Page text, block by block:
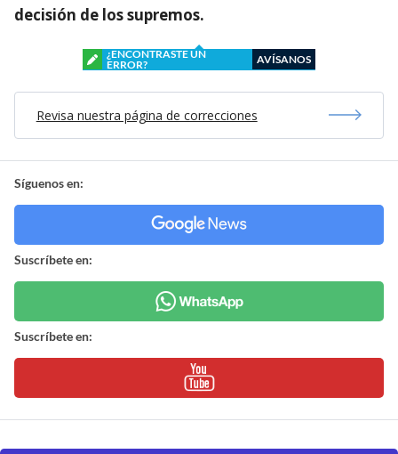
decisión de los supremos.
¿ENCONTRASTE UN
ERROR?
AVÍSANOS
Revisa nuestra página de correcciones
Síguenos en:
Suscríbete en:
Suscríbete en: